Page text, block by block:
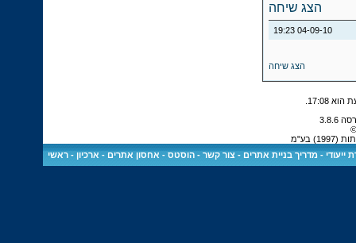
הצג שיחה
04-09-10
19:23
הצג שיחה
17:08
בע"מ
ייעודי -מדריך בניית אתרים -צור קשר -הוסטס - אחסון אתרים - ארכיון -ראשי